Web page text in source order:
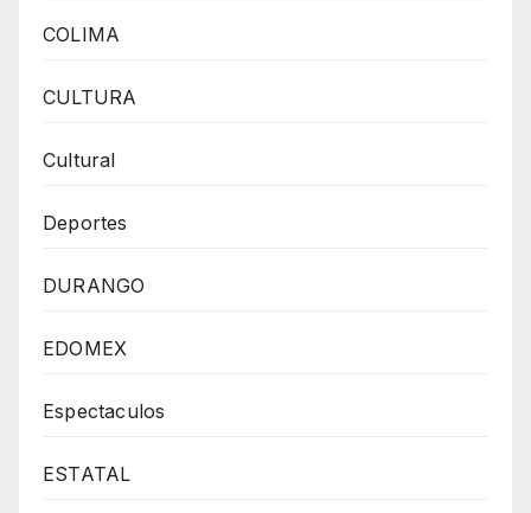
COLIMA
CULTURA
Cultural
Deportes
DURANGO
EDOMEX
Espectaculos
ESTATAL